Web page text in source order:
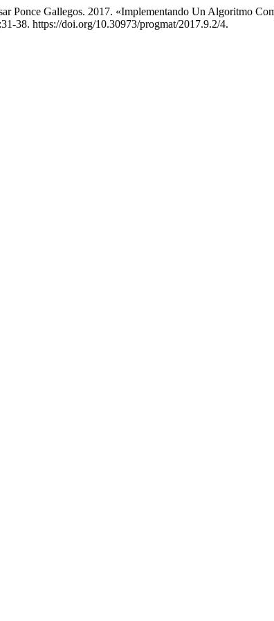
Ponce Gallegos. 2017. «Implementando Un Algoritmo
38. https://doi.org/10.30973/progmat/2017.9.2/4.